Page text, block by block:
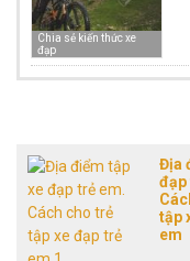
Chia sẻ kiến thức xe
đạp
Địa
đạp
tập
em